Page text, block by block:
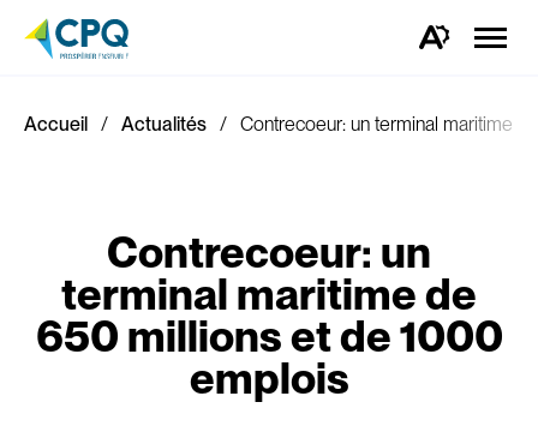
Ouvrez
d'accessibilité.
la
Accueil Actualités Contrecoeur: un terminal maritime
Contrecoeur: un
terminal maritime de
650 millions et de 1000
emplois